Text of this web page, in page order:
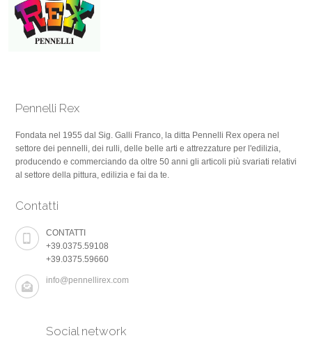
Pennelli Rex
Fondata nel 1955 dal Sig. Galli Franco, la ditta Pennelli Rex opera nel
settore dei pennelli, dei rulli, delle belle arti e attrezzature per l'edilizia,
producendo e commerciando da oltre 50 anni gli articoli più svariati relativi
al settore della pittura, edilizia e fai da te.
Contatti
CONTATTI
+39.0375.59108
+39.0375.59660
info@pennellirex.com
Social network